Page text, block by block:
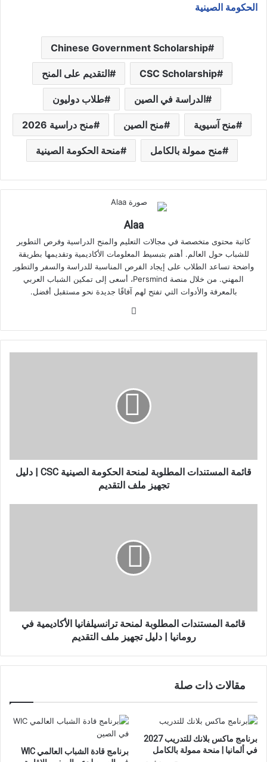
الحكومة الصينية
Chinese Government Scholarship
CSC Scholarship التقديم على المنح
الدراسة في الصين طلاب دوليون
منح آسيوية منح الصين منح دراسية 2026
منح ممولة بالكامل منحة الحكومة الصينية
Alaa
كاتبة محتوى متخصصة في مجالات التعليم والمنح الدراسية وفرص التطوير
للشباب حول العالم. أهتم بتبسيط المعلومات الأكاديمية وتقديمها بطريقة
واضحة تساعد الطلاب على إيجاد الفرص المناسبة للدراسة والسفر والتطور
المهني. من خلال منصة Persmind، أسعى إلى تمكين الشباب العربي
بالمعرفة والأدوات التي تفتح لهم آفاقًا جديدة نحو مستقبل أفضل.
دليل
تجهيز
قائمة المستندات المطلوبة لمنحة الحكومة الصينية CSC | دليل
تجهيز ملف التقديم
|
دليل
التقديم
قائمة المستندات المطلوبة لمنحة ترانسيلفانيا الأكاديمية في
رومانيا | دليل تجهيز ملف التقديم
مقالات ذات صلة
برنامج قادة الشباب العالمي WIC
برنامج ماكس بلانك للتدريب 2027
في ألمانيا | منحة ممولة بالكامل